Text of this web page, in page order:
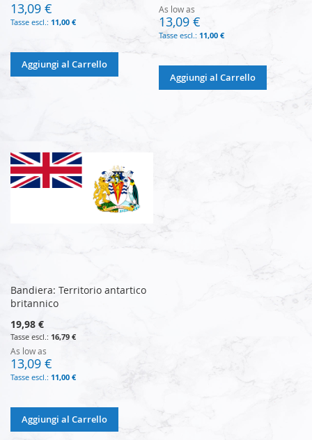
13,09 €
11,00 €
Aggiungi al Carrello
As low as
13,09 €
11,00 €
Aggiungi al Carrello
Bandiera: Territorio antartico
britannico
19,98 €
16,79 €
As low as
13,09 €
11,00 €
Aggiungi al Carrello